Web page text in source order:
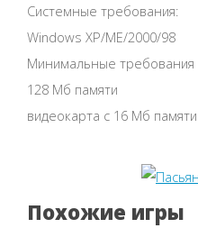
Системные требования:
Windows XP/ME/2000/98
Минимальные требования
128 Мб памяти
видеокарта с 16 Мб памяти
Похожие игры